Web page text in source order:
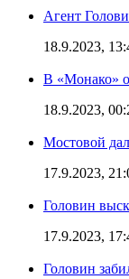
Агент
18.9.2023,
В «Монако»
18.9.2023,
Мостовой
17.9.2023,
Головин
17.9.2023,
Головин